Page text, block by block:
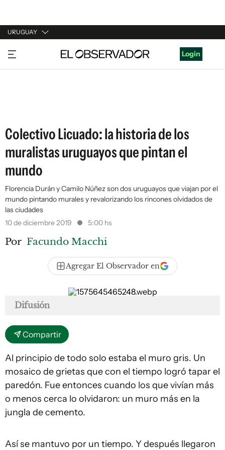
URUGUAY
URUGUAY
ARGENTINA
Login
Colectivo Licuado: la historia de los
muralistas uruguayos que pintan el
mundo
Florencia Durán y Camilo Núñez son dos uruguayos que viajan por el
mundo pintando murales y revalorizando los rincones olvidados de
las ciudades
10 de diciembre 2019
5:00 hs
Por Facundo Macchi
Agregar El Observador en
Difusión
Compartir
Al principio de todo solo estaba el muro gris. Un
mosaico de grietas que con el tiempo logró tapar el
paredón. Fue entonces cuando los que vivían más
o menos cerca lo olvidaron: un muro más en la
jungla de cemento.
Así se mantuvo por un tiempo. Y después llegaron